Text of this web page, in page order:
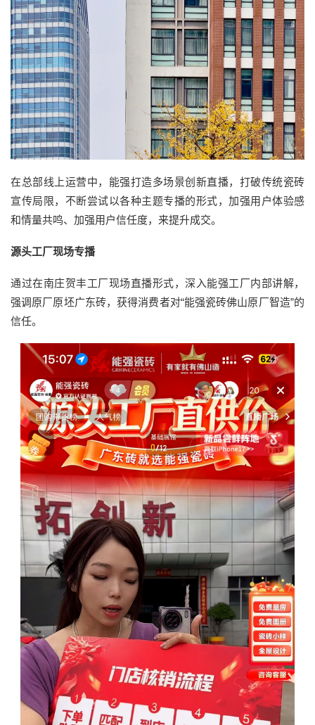
在总部线上运营中，能强打造多场景创新直播，打破传统瓷砖
宣传局限，不断尝试以各种主题专播的形式，加强用户体验感
和情量共鸣、加强用户信任度，来提升成交。
源头工厂现场专播
通过在南庄贺丰工厂现场直播形式，深入能强工厂内部讲解，
强调原厂原坯广东砖，获得消费者对“能强瓷砖佛山原厂智造”的
信任。